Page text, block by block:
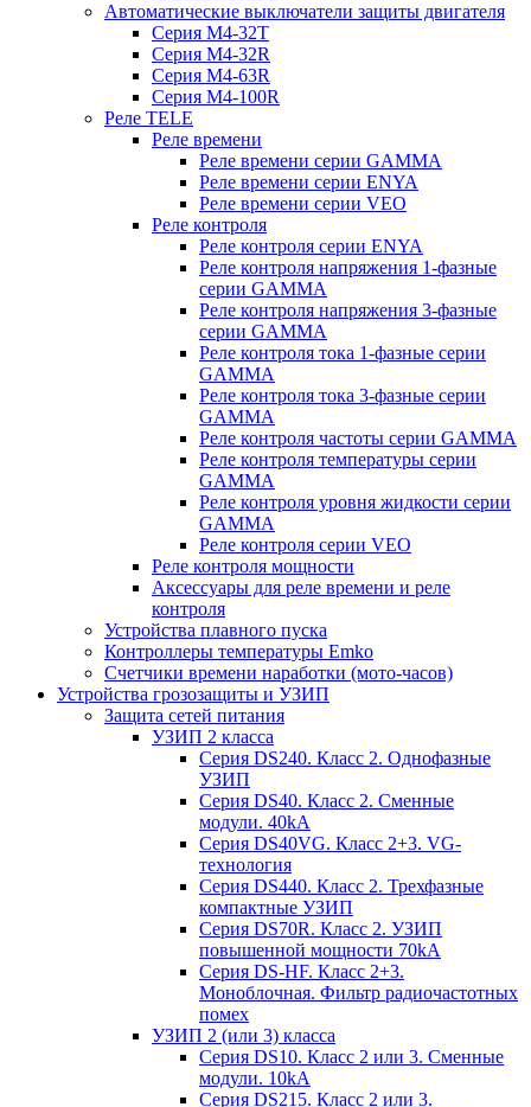
Автоматические выключатели защиты двигателя
Серия M4-32T
Серия M4-32R
Серия M4-63R
Серия M4-100R
Реле TELE
Реле времени
Реле времени серии GAMMA
Реле времени серии ENYA
Реле времени серии VEO
Реле контроля
Реле контроля серии ENYA
Реле контроля напряжения 1-фазные
серии GAMMA
Реле контроля напряжения 3-фазные
серии GAMMA
Реле контроля тока 1-фазные серии
GAMMA
Реле контроля тока 3-фазные серии
GAMMA
Реле контроля частоты серии GAMMA
Реле контроля температуры серии
GAMMA
Реле контроля уровня жидкости серии
GAMMA
Реле контроля серии VEO
Реле контроля мощности
Аксессуары для реле времени и реле
контроля
Устройства плавного пуска
Контроллеры температуры Emko
Счетчики времени наработки (мото-часов)
Устройства грозозащиты и УЗИП
Защита сетей питания
УЗИП 2 класса
Серия DS240. Класс 2. Однофазные
УЗИП
Серия DS40. Класс 2. Сменные
модули. 40kA
Серия DS40VG. Класс 2+3. VG-
технология
Серия DS440. Класс 2. Трехфазные
компактные УЗИП
Серия DS70R. Класс 2. УЗИП
повышенной мощности 70kA
Серия DS-HF. Класс 2+3.
Моноблочная. Фильтр радиочастотных
помех
УЗИП 2 (или 3) класса
Серия DS10. Класс 2 или 3. Сменные
модули. 10kA
Серия DS215. Класс 2 или 3.